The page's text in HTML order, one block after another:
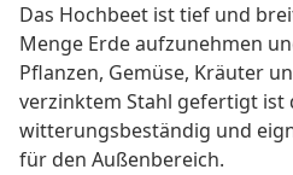
Das Hochbeet ist tief und
Menge Erde aufzunehmen
Pflanzen, Gemüse, Kräuter
verzinktem Stahl gefertigt ist
witterungsbeständig und
für den Außenbereich.